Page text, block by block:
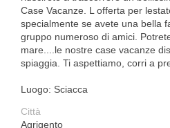
Case Vacanze. L offerta per
specialmente se avete una bella
gruppo numeroso di amici.
mare....le nostre case vacanze
spiaggia. Ti aspettiamo, corri a
Luogo: Sciacca
Città
Agrigento